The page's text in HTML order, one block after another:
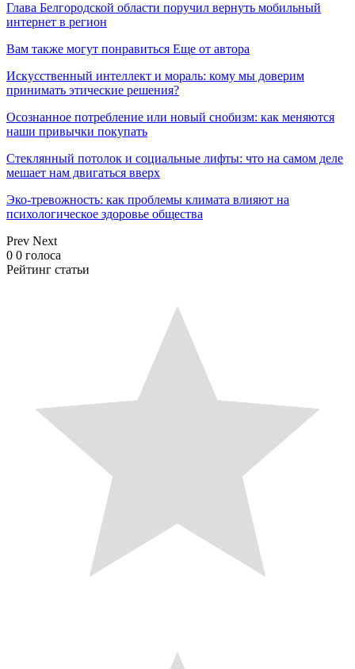
Глава Белгородской области поручил вернуть мобильный
интернет в регион
Вам также могут понравиться Еще от автора
Искусственный интеллект и мораль: кому мы доверим
принимать этические решения?
Осознанное потребление или новый снобизм: как меняются
наши привычки покупать
Стеклянный потолок и социальные лифты: что на самом деле
мешает нам двигаться вверх
Эко-тревожность: как проблемы климата влияют на
психологическое здоровье общества
Prev Next
0 0 голоса
Рейтинг статьи